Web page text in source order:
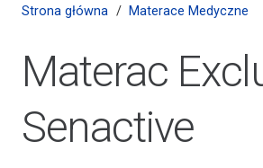
Strona główna / Materace Medyczne
Materac
Senactive